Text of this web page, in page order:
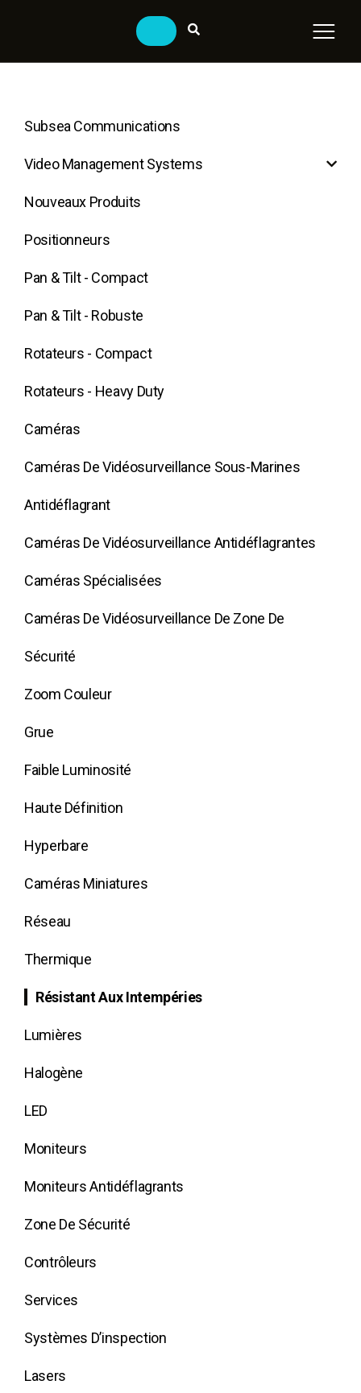
Subsea Communications
Video Management Systems
Nouveaux Produits
Positionneurs
Pan & Tilt - Compact
Pan & Tilt - Robuste
Rotateurs - Compact
Rotateurs - Heavy Duty
Caméras
Caméras De Vidéosurveillance Sous-Marines
Antidéflagrant
Caméras De Vidéosurveillance Antidéflagrantes
Caméras Spécialisées
Caméras De Vidéosurveillance De Zone De
Sécurité
Zoom Couleur
Grue
Faible Luminosité
Haute Définition
Hyperbare
Caméras Miniatures
Réseau
Thermique
Résistant Aux Intempéries
Lumières
Halogène
LED
Moniteurs
Moniteurs Antidéflagrants
Zone De Sécurité
Contrôleurs
Services
Systèmes D’inspection
Lasers